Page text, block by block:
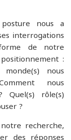
nous a
interrogations
de notre
:
nous
nous
rôle(s)
?
recherche,